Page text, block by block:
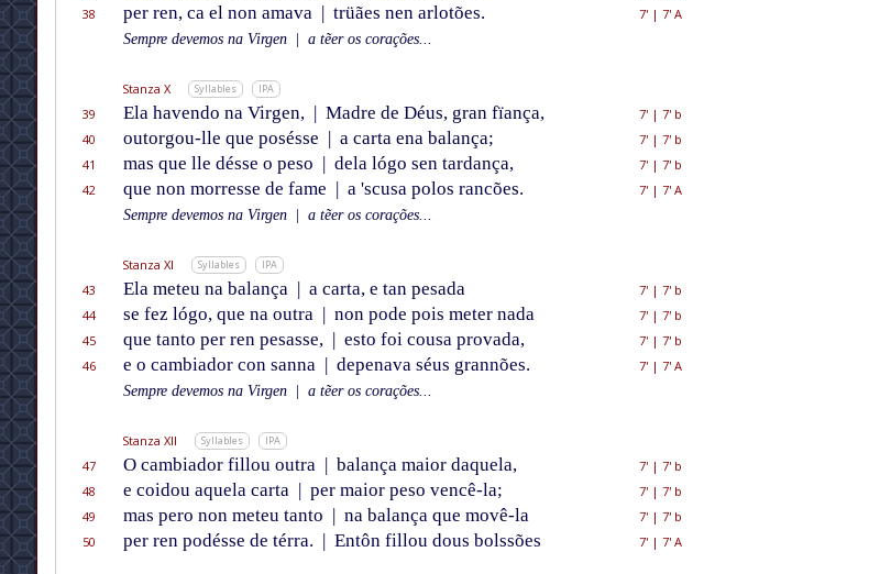
38
per ren, ca el non amava | trüães nen arlotões. 7'| 7' A
Sempre devemos na Virgen
a tẽer os corações...
Stanza X Syllables IPA
39 Ela havendo na Virgen, | Madre de Déus, gran fïança, 7'| 7' b
40
outorgou-lle que posésse | a carta ena balança; 7'| 7' b
41
mas que lle désse o peso | dela lógo sen tardança, 7'| 7' b
42
que non morresse de fame | a 'scusa polos rancões. 7'| 7' A
Sempre devemos na Virgen
a tẽer os corações...
Stanza XI Syllables IPA
43 Ela meteu na balança | a carta, e tan pesada 7'| 7' b
44
se fez lógo, que na outra | non pode pois meter nada 7'| 7' b
45
que tanto per ren pesasse, | esto foi cousa provada, 7'| 7' b
46
e o cambiador con sanna | depenava séus grannões. 7'| 7' A
Sempre devemos na Virgen
a tẽer os corações...
Stanza XII Syllables IPA
47 O cambiador fillou outra | balança maior daquela, 7'| 7' b
48
e coidou aquela carta | per maior peso vencê-la; 7'| 7' b
49
mas pero non meteu tanto | na balança que movê-la 7'| 7' b
50
per ren podésse de térra. | Entôn fillou dous bolssões 7'| 7' A